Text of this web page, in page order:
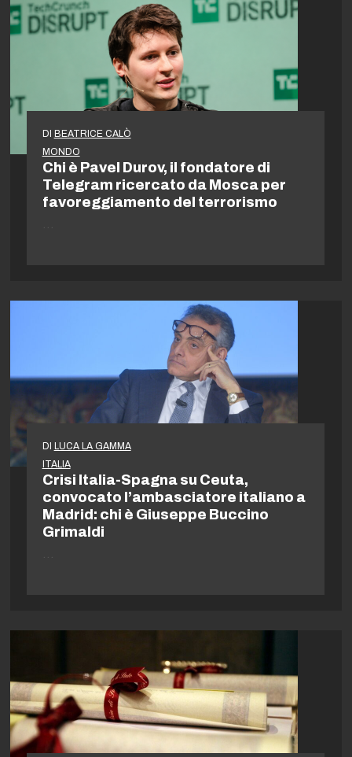
DI
BEATRICE CALÒ
MONDO
Chi è Pavel Durov, il fondatore di
Telegram ricercato da Mosca per
favoreggiamento del terrorismo
DI
LUCA LA GAMMA
ITALIA
Crisi Italia-Spagna su Ceuta,
convocato l’ambasciatore italiano a
Madrid: chi è Giuseppe Buccino
Grimaldi